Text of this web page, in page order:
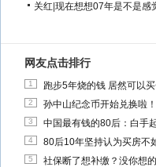
关红 现在想想07年是不是感
网友点击排行
1 跑步5年烧的钱 居然可以
2 孙中山纪念币开始兑换啦
3 中国最有钱的80后：白手
4 80后10年坚持认为买房不
5 社保断了想补缴？没你想